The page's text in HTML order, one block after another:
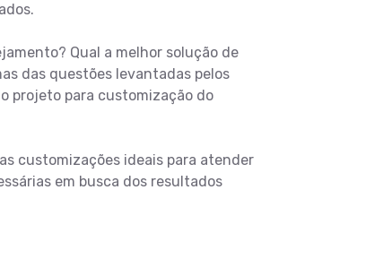
Qual a melhor solução de
das questões levantadas pelos
projeto para customização do
customizações ideais para atender
em busca dos resultados